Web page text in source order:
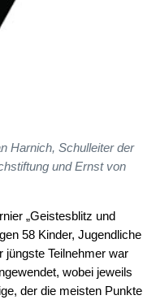
Harnich, Schulleiter der
und Ernst von
„Geistesblitz und
58 Kinder, Jugendliche
Teilnehmer war
wobei jeweils
der die meisten Punkte